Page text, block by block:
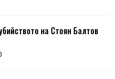
на Стоян Балтов